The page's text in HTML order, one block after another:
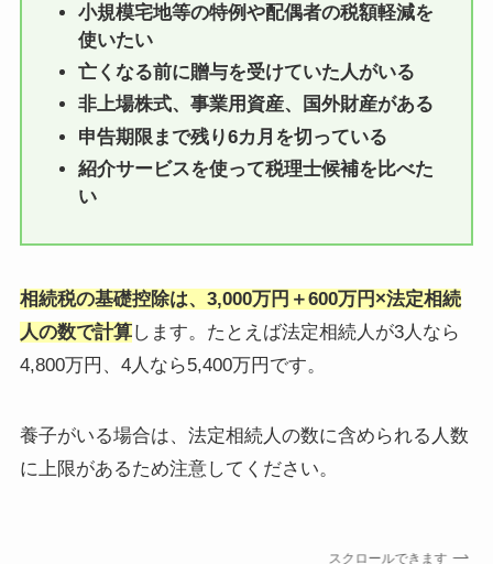
小規模宅地等の特例や配偶者の税額軽減を
使いたい
亡くなる前に贈与を受けていた人がいる
非上場株式、事業用資産、国外財産がある
申告期限まで残り6カ月を切っている
紹介サービスを使って税理士候補を比べた
い
相続税の基礎控除は、3,000万円＋600万円×法定相続
人の数で計算します。たとえば法定相続人が3人なら
4,800万円、4人なら5,400万円です。
養子がいる場合は、法定相続人の数に含められる人数
に上限があるため注意してください。
スクロールできます